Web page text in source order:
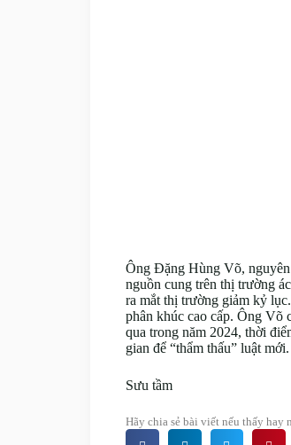
Ông Đặng Hùng Võ,
nguồn cung trên thị trường
ra mắt thị trường giảm kỷ
phân khúc cao cấp. Ông Võ
qua trong năm 2024, thời
gian để “thẩm thấu” luật mới.
Sưu tầm
Hãy chia sẻ bài viết nếu thấy hay